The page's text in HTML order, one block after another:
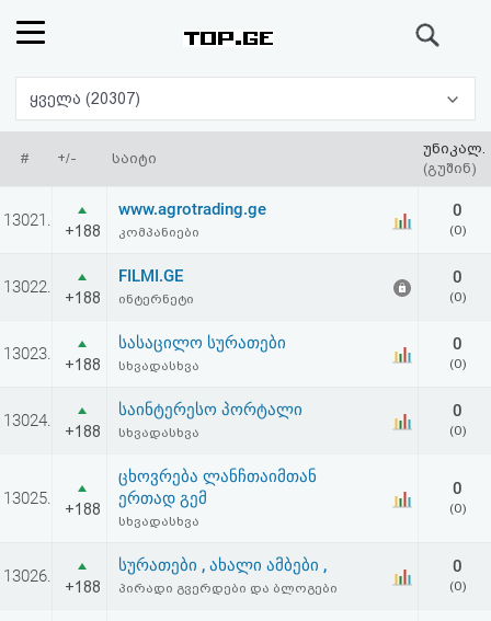
რეიტინგი
(მთავარი)
ფოსტა
პასუხი
ავტორიზაცია
რეგისტრაცია
აღდგენა
HTML
ყველა (20307)
# +/- საიტი
უნიკალ.
(გუშინ)
13021.
+188
www.agrotrading.ge
კომპანიები
0
(0)
13022.
+188
FILMI.GE
ინტერნეტი
0
(0)
13023.
+188
სასაცილო სურათები
სხვადასხვა
0
(0)
13024.
+188
საინტერესო პორტალი
სხვადასხვა
0
(0)
13025.
+188
ცხოვრება ლანჩთაიმთან
ერთად გემ
სხვადასხვა
0
(0)
13026.
+188
სურათები , ახალი ამბები ,
პირადი გვერდები და ბლოგები
0
(0)